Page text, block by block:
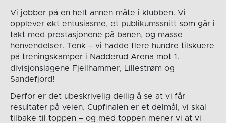
Vi jobber på en helt annen måte i klubben. Vi
opplever økt entusiasme, et publikumssnitt som går i
takt med prestasjonene på banen, og masse
henvendelser. Tenk – vi hadde flere hundre tilskuere
på treningskamper i Nadderud Arena mot 1.
divisjonslagene Fjellhammer, Lillestrøm og
Sandefjord!
Derfor er det ubeskrivelig deilig å se at vi får
resultater på veien. Cupfinalen er et delmål, vi skal
tilbake til toppen – og med toppen mener vi at vi